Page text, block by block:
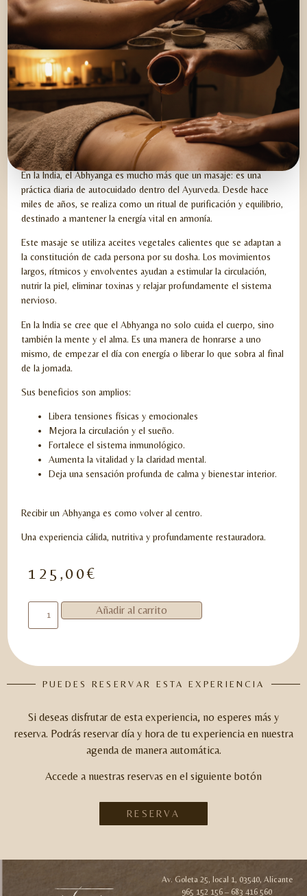
HOLISTIC ABHYANGA
En la India, el Abhyanga es mucho más que un masaje: es una
práctica diaria de autocuidado dentro del Ayurveda. Desde hace
miles de años, se realiza como un ritual de purificación y equilibrio,
destinado a mantener la energía vital en armonía.
Este masaje se utiliza aceites vegetales calientes que se adaptan a
la constitución de cada persona por su dosha. Los movimientos
largos, rítmicos y envolventes ayudan a estimular la circulación,
nutrir la piel, eliminar toxinas y relajar profundamente el sistema
nervioso.
En la India se cree que el Abhyanga no solo cuida el cuerpo, sino
también la mente y el alma. Es una manera de honrarse a uno
mismo, de empezar el día con energía o liberar lo que sobra al final
de la jornada.
Sus beneficios son amplios:
Libera tensiones físicas y emocionales
Mejora la circulación y el sueño.
Fortalece el sistema inmunológico.
Aumenta la vitalidad y la claridad mental.
Deja una sensación profunda de calma y bienestar interior.
Recibir un Abhyanga es como volver al centro.
Una experiencia cálida, nutritiva y profundamente restauradora.
125,00€
Añadir al carrito
PUEDES RESERVAR ESTA EXPERIENCIA
Si deseas disfrutar de esta experiencia, no esperes más y
reserva. Podrás reservar día y hora de tu experiencia en nuestra
agenda de manera automática.
Accede a nuestras reservas en el siguiente botón
RESERVA
Av. Goleta 25, local 1, 03540, Alicante
965 152 156 – 683 416 560